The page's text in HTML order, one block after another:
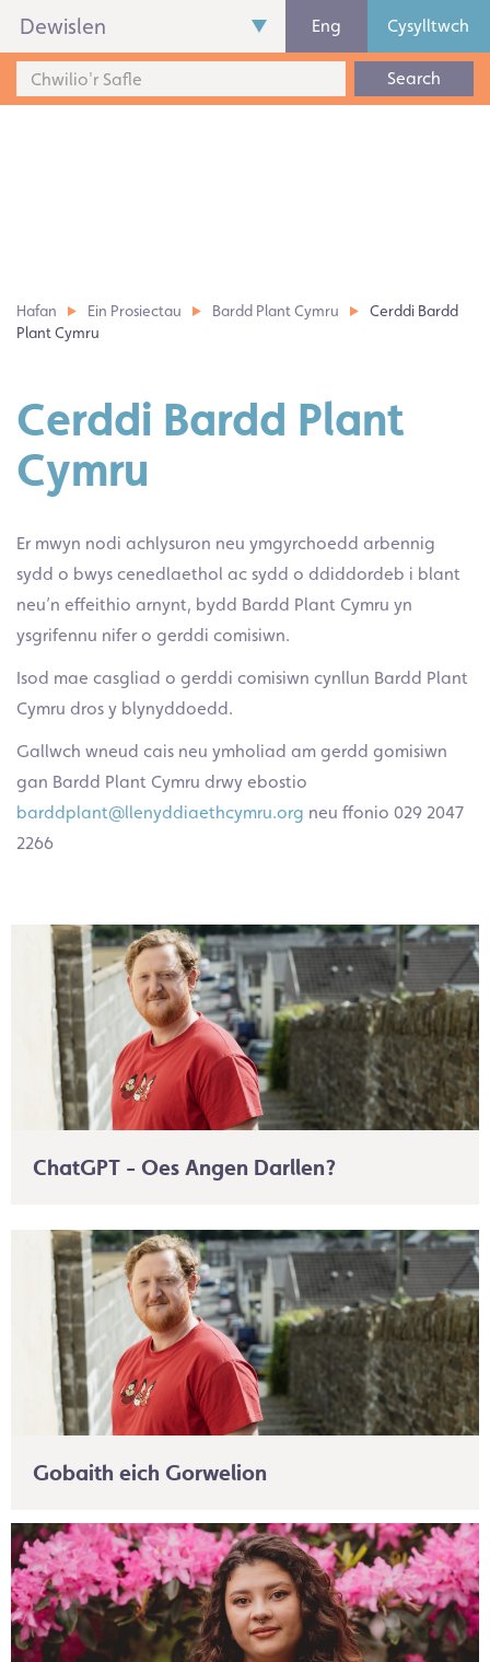
Dewislen Eng Cysylltwch
Search
Hafan Ein Prosiectau Bardd Plant Cymru
Cerddi Bardd
Plant Cymru
Cerddi Bardd Plant
Cymru
Er mwyn nodi achlysuron neu ymgyrchoedd arbennig
sydd o bwys cenedlaethol ac sydd o ddiddordeb i blant
neu’n effeithio arnynt, bydd Bardd Plant Cymru yn
ysgrifennu nifer o gerddi comisiwn.
Isod mae casgliad o gerddi comisiwn cynllun Bardd Plant
Cymru dros y blynyddoedd.
Gallwch wneud cais neu ymholiad am gerdd gomisiwn
gan Bardd Plant Cymru drwy ebostio
barddplant@llenyddiaethcymru.org neu ffonio 029 2047
2266
ChatGPT - Oes Angen Darllen?
Gobaith eich Gorwelion